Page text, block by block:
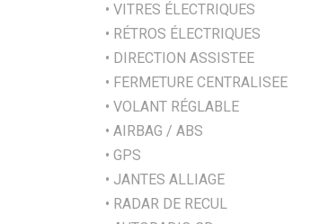
• VITRES ÉLECTRIQUES
• RÉTROS ÉLECTRIQUES
• DIRECTION ASSISTEE
• FERMETURE CENTRALISEE
• VOLANT RÉGLABLE
• AIRBAG / ABS
• GPS
• JANTES ALLIAGE
• RADAR DE RECUL